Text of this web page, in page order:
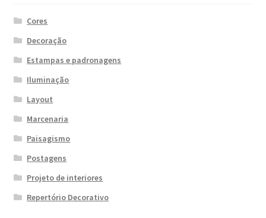
Cores
Decoração
Estampas e padronagens
Iluminação
Layout
Marcenaria
Paisagismo
Postagens
Projeto de interiores
Repertório Decorativo